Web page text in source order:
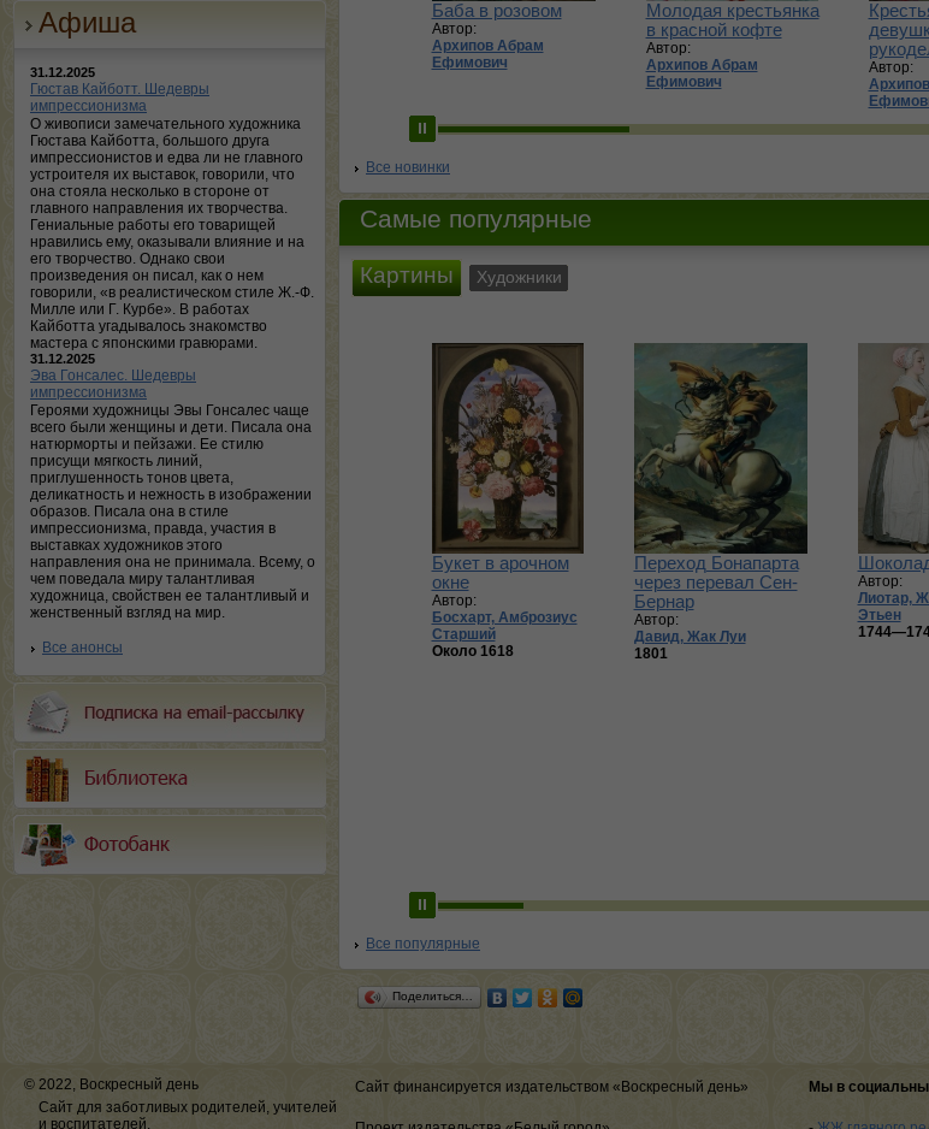
Афиша
31.12.2025
Гюстав Кайботт. Шедевры
импрессионизма
О живописи замечательного художника
Гюстава Кайботта, большого друга
импрессионистов и едва ли не главного
устроителя их выставок, говорили, что
она стояла несколько в стороне от
главного направления их творчества.
Гениальные работы его товарищей
нравились ему, оказывали влияние и на
его творчество. Однако свои
произведения он писал, как о нем
говорили, «в реалистическом стиле Ж.-Ф.
Милле или Г. Курбе». В работах
Кайботта угадывалось знакомство
мастера с японскими гравюрами.
31.12.2025
Эва Гонсалес. Шедевры
импрессионизма
Героями художницы Эвы Гонсалес чаще
всего были женщины и дети. Писала она
натюрморты и пейзажи. Ее стилю
присущи мягкость линий,
приглушенность тонов цвета,
деликатность и нежность в изображении
образов. Писала она в стиле
импрессионизма, правда, участия в
выставках художников этого
направления она не принимала. Всему, о
чем поведала миру талантливая
художница, свойствен ее талантливый и
женственный взгляд на мир.
Все анонсы
Баба в розовом
Автор:
Архипов Абрам
Ефимович
Молодая крестьянка
в красной кофте
Автор:
Архипов Абрам
Ефимович
Автор:
Все новинки
Самые популярные
Букет в арочном
окне
Автор:
Босхарт, Амброзиус
Старший
Около 1618
Переход Бонапарта
через перевал Сен-
Бернар
Автор:
Давид, Жак Луи
1801
Автор:
Лиотар,
Этьен
Все популярные
Поделиться…
© 2022, Воскресный день
Сайт для заботливых родителей, учителей
и воспитателей.
Сайт финансируется издательством «Воскресный день» Мы в